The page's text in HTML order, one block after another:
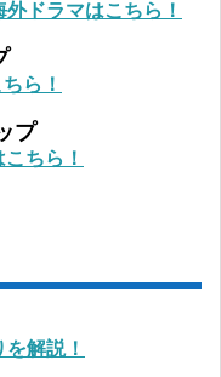
ドラマはこちら！
ら！
プ
ちら！
解説！